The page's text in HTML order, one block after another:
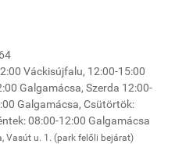
Váckisújfalu, 12:00-15:00
Galgamácsa, Szerda 12:00-
Galgamácsa, Csütörtök:
08:00-12:00 Galgamácsa
Vasút u. 1. (park felőli bejárat)